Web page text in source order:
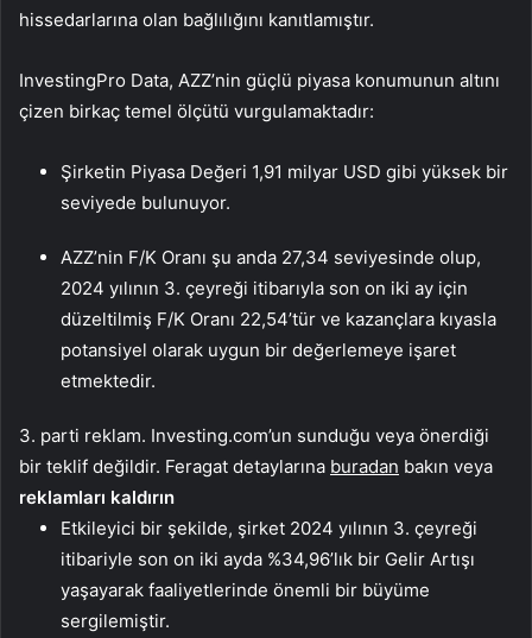
hissedarlarına olan bağlılığını kanıtlamıştır.
InvestingPro Data, AZZ’nin güçlü piyasa konumunun altını
çizen birkaç temel ölçütü vurgulamaktadır:
Şirketin Piyasa Değeri 1,91 milyar USD gibi yüksek bir
seviyede bulunuyor.
AZZ’nin F/K Oranı şu anda 27,34 seviyesinde olup,
2024 yılının 3. çeyreği itibarıyla son on iki ay için
düzeltilmiş F/K Oranı 22,54’tür ve kazançlara kıyasla
potansiyel olarak uygun bir değerlemeye işaret
etmektedir.
3. parti reklam. Investing.com’un sunduğu veya önerdiği
bir teklif değildir. Feragat detaylarına buradan bakın veya
reklamları kaldırın
Etkileyici bir şekilde, şirket 2024 yılının 3. çeyreği
itibariyle son on iki ayda %34,96’lık bir Gelir Artışı
yaşayarak faaliyetlerinde önemli bir büyüme
sergilemiştir.